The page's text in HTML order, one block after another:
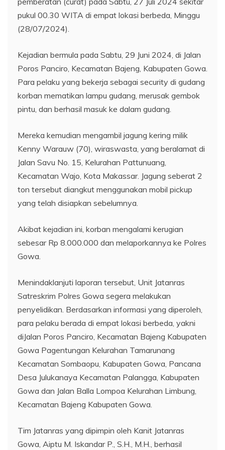
pukul 00.30 WITA di empat lokasi berbeda, Minggu
(28/07/2024).
Kejadian bermula pada Sabtu, 29 Juni 2024, di Jalan
Poros Panciro, Kecamatan Bajeng, Kabupaten Gowa.
Para pelaku yang bekerja sebagai security di gudang
korban mematikan lampu gudang, merusak gembok
pintu, dan berhasil masuk ke dalam gudang.
Mereka kemudian mengambil jagung kering milik
Kenny Warauw (70), wiraswasta, yang beralamat di
Jalan Savu No. 15, Kelurahan Pattunuang,
Kecamatan Wajo, Kota Makassar. Jagung seberat 2
ton tersebut diangkut menggunakan mobil pickup
yang telah disiapkan sebelumnya.
Akibat kejadian ini, korban mengalami kerugian
sebesar Rp 8.000.000 dan melaporkannya ke Polres
Gowa.
Menindaklanjuti laporan tersebut, Unit Jatanras
Satreskrim Polres Gowa segera melakukan
penyelidikan. Berdasarkan informasi yang diperoleh,
para pelaku berada di empat lokasi berbeda, yakni
diJalan Poros Panciro, Kecamatan Bajeng Kabupaten
Gowa Pagentungan Kelurahan Tamarunang
Kecamatan Sombaopu, Kabupaten Gowa, Pancana
Desa Julukanaya Kecamatan Palangga, Kabupaten
Gowa dan Jalan Balla Lompoa Kelurahan Limbung,
Kecamatan Bajeng Kabupaten Gowa.
Tim Jatanras yang dipimpin oleh Kanit Jatanras
Gowa, Aiptu M. Iskandar P., S.H., M.H., berhasil